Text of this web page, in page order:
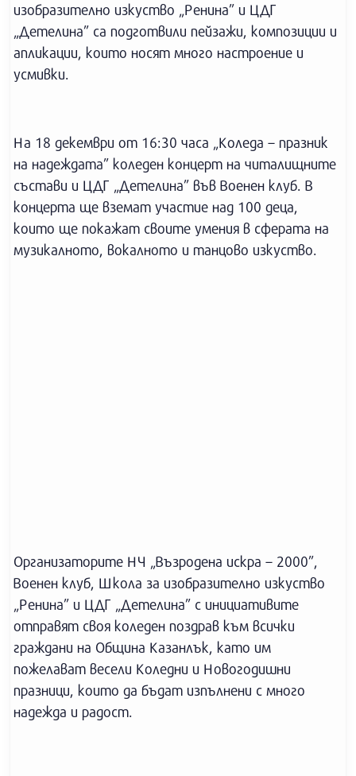
изобразително изкуство „Ренина” и ЦДГ
„Детелина” са подготвили пейзажи, композиции и
апликации, които носят много настроение и
усмивки.
На 18 декември от 16:30 часа „Коледа – празник
на надеждата” коледен концерт на читалищните
състави и ЦДГ „Детелина” във Военен клуб. В
концерта ще вземат участие над 100 деца,
които ще покажат своите умения в сферата на
музикалното, вокалното и танцово изкуство.
Организаторите НЧ „Възродена искра – 2000”,
Военен клуб, Школа за изобразително изкуство
„Ренина” и ЦДГ „Детелина” с инициативите
отправят своя коледен поздрав към всички
граждани на Община Казанлък, като им
пожелават весели Коледни и Новогодишни
празници, които да бъдат изпълнени с много
надежда и радост.